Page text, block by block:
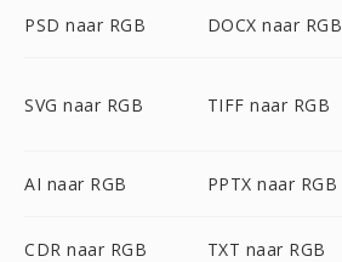
PSD naar RGB DOCX naar RGB
SVG naar RGB TIFF naar RGB
AI naar RGB PPTX naar RGB
CDR naar RGB TXT naar RGB